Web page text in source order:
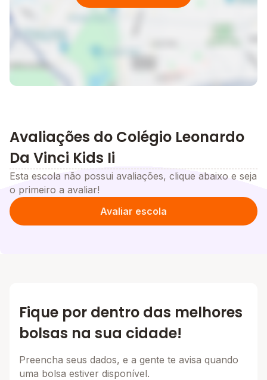
Avaliações do Colégio Leonardo
Da Vinci Kids Ii
Esta escola não possui avaliações, clique abaixo e seja
o primeiro a avaliar!
Avaliar escola
Fique por dentro das melhores
bolsas na sua cidade!
Preencha seus dados, e a gente te avisa quando
uma bolsa estiver disponível.